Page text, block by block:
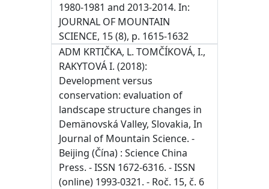
1980-1981 and 2013-2014. In:
JOURNAL OF MOUNTAIN
SCIENCE, 15 (8), p. ‏ 1615-1632
ADM KRTIČKA, L. TOMČÍKOVÁ, I.,
RAKYTOVÁ I. (2018):
Development versus
conservation: evaluation of
landscape structure changes in
Demänovská Valley, Slovakia, In
Journal of Mountain Science. -
Beijing (Čína) : Science China
Press. - ISSN 1672-6316. - ISSN
(online) 1993-0321. - Roč. 15, č. 6